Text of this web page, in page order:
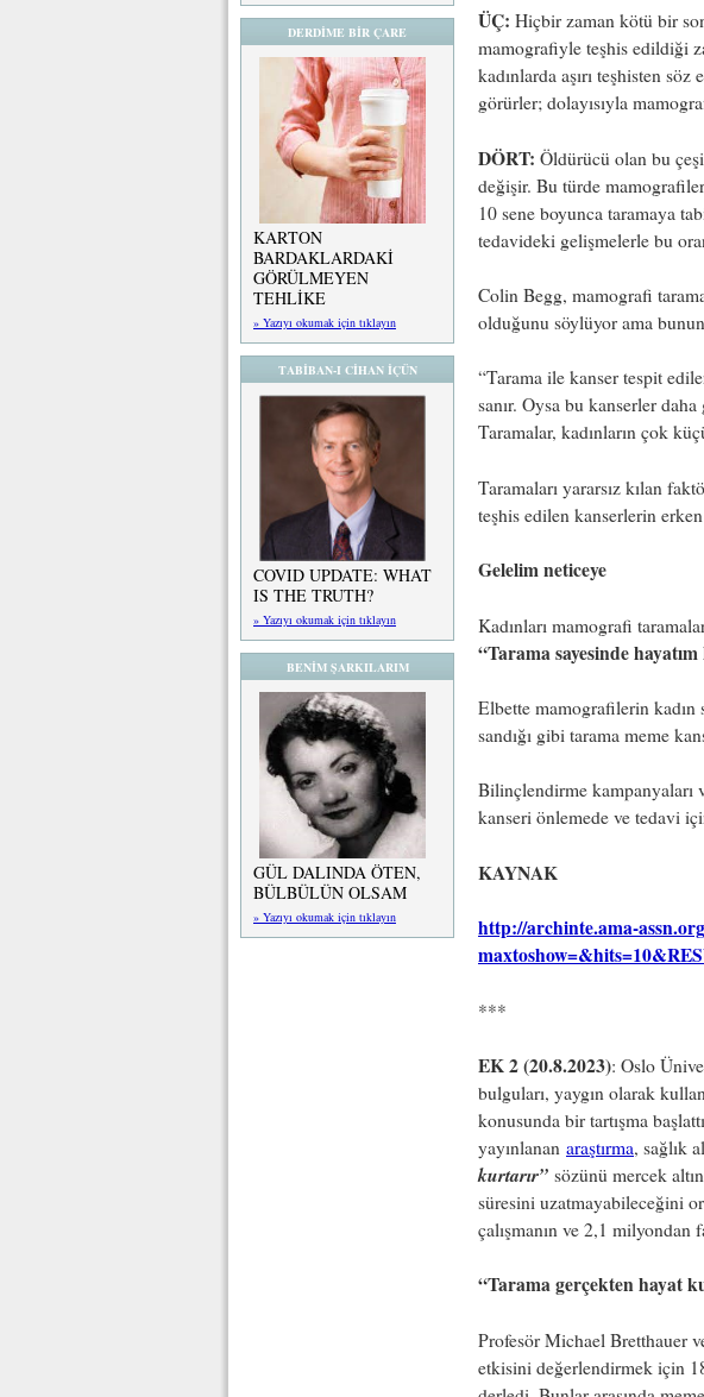
DERDİME BİR ÇARE
KARTON
BARDAKLARDAKİ
GÖRÜLMEYEN
TEHLİKE
» Yazıyı okumak için tıklayın
TABİBAN-I CİHAN İÇÜN
COVID UPDATE: WHAT
IS THE TRUTH?
» Yazıyı okumak için tıklayın
BENİM ŞARKILARIM
GÜL DALINDA ÖTEN,
BÜLBÜLÜN OLSAM
» Yazıyı okumak için tıklayın
ÜÇ: Hiçbir zaman kötü bir
mamografiyle teşhis edildiği
kadınlarda aşırı teşhisten
görürler; dolayısıyla
DÖRT: Öldürücü olan bu
değişir. Bu türde
10 sene boyunca taramaya
tedavideki gelişmelerle bu
Colin Begg, mamografi
olduğunu söylüyor ama
“Tarama ile kanser tespit
sanır. Oysa bu kanserler
Taramalar, kadınların çok
Taramaları yararsız kılan
teşhis edilen kanserlerin
Gelelim neticeye
Kadınları mamografi
“Tarama sayesinde
Elbette mamografilerin kadın
sandığı gibi tarama meme
Bilinçlendirme kampanyaları
kanseri önlemede ve tedavi
KAYNAK
http://archinte.ama-
***
EK 2 (20.8.2023): Oslo
bulguları, yaygın olarak
konusunda bir tartışma
yayınlanan araştırma, sağlık
kurtarır” sözünü mercek
süresini uzatmayabileceğini
çalışmanın ve 2,1 milyondan
“Tarama gerçekten hayat
Profesör Michael Bretthauer
etkisini değerlendirmek için